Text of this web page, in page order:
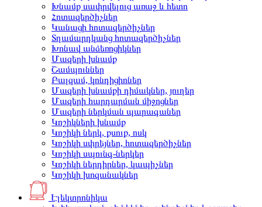
Խնամք սափրվելուց առաջ և հետո
Հոտազերծիչներ
Կանացի հոտազերծիչներ
Տղամարդկանց հոտազերծիչներ
Խոնավ անձեռոցիկներ
Մազերի խնամք
Շամպուններ
Բալզամ, կոնդիցիոներ
Մազերի խնամքի դիմակներ, յուղեր
Մազերի հարդարման միջոցներ
Մազերի ներկման պարագաներ
Կոշիկների խնամք
Կոշիկի ներկ, քսուք, ոսկ
Կոշիկի սփրեյներ, հոտազերծիչներ
Կոշիկի սպունգ-ներկեր
Կոշիկի ներդիրներ, կապիչներ
Կոշիկի խոզանակներ
Էլեկտրոնիկա